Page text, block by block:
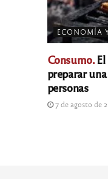
ECONOMÍA
Consumo.El
preparar
personas
7 de agosto de